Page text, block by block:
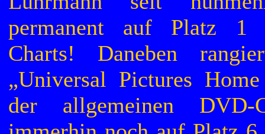
permanent auf Platz 1
Charts! Daneben
„Universal Pictures
der allgemeinen